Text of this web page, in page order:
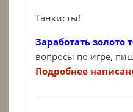
Танкисты!
Заработать
вопросы по игре,
Подробнее